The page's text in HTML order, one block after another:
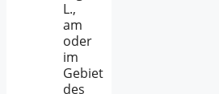
L.,
am
oder
im
Gebiet
des